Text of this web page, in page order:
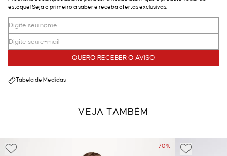
estoque! Seja o primeiro a saber e receba ofertas exclusivas.
QUERO RECEBER O AVISO
Tabela de Medidas
VEJA TAMBÉM
- 70%